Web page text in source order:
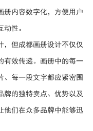
册内容数字化，方便用户
性。
，但成都画册设计不仅仅
有效传递。画册中的每一
、每一段文字都应紧密围
牌的独特卖点、优势以及
他们在众多品牌中能够迅